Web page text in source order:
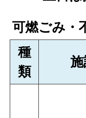
可燃ごみ・
種
類